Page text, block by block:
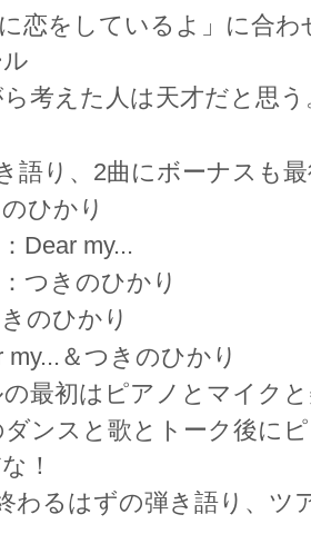
恋をしているよ」に合
考えた人は天才だと思う
語り、2曲にボーナスも
ひかり
Dear my...
つきのひかり
のひかり
my...＆つきのひかり
最初はピアノとマイク
ンスと歌とトーク後に
！
わるはずの弾き語り、ツ